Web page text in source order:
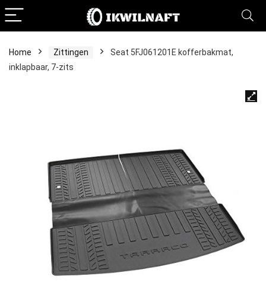
Home Zittingen
Seat 5FJ061201E kofferbakmat,
inklapbaar, 7-zits